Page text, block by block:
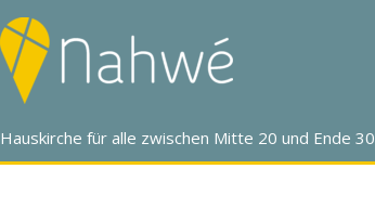
Hauskirche für alle zwischen Mitte 20 und Ende 30